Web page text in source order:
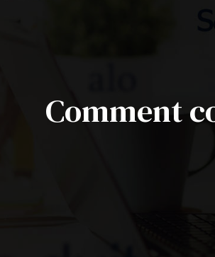
Comment